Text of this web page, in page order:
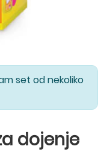
set od nekoliko
dojenje